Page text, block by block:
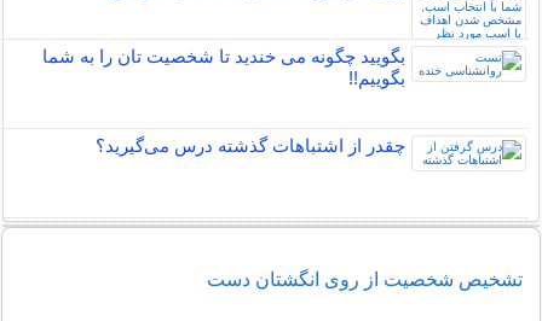
بگویید چگونه می خندید تا شخصیت تان را به شما
بگوییم!!
چقدر از اشتباهات گذشته درس می‌گیرید؟
تشخیص شخصیت از روی انگشتان دست